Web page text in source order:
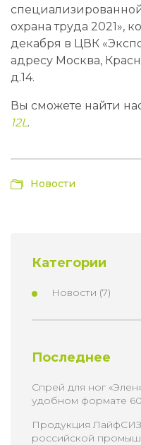
охрана труда 2021»,
декабря в ЦВК
адресу Москва,
д.14.
Вы сможете найти
12L .
Новости
Категории
Новости (7)
Последнее
Спрей для ног
удобном формате
Продукция
российской